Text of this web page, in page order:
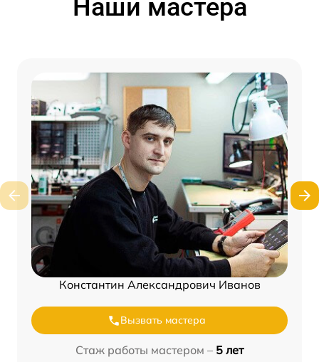
Наши мастера
Константин Александрович Иванов
Вызвать мастера
Стаж работы мастером – 5 лет